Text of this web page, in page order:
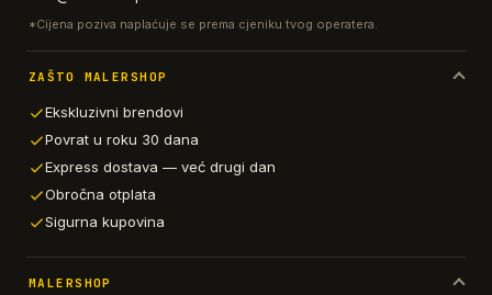
*Cijena poziva naplaćuje se prema cjeniku tvog operatera.
ZAŠTO MALERSHOP
Ekskluzivni brendovi
Povrat u roku 30 dana
Express dostava — već drugi dan
Obročna otplata
Sigurna kupovina
MALERSHOP